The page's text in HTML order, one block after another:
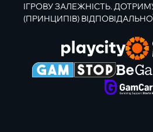
ІГРОВУ ЗАЛЕЖНІСТЬ.
(ПРИНЦИПІВ)